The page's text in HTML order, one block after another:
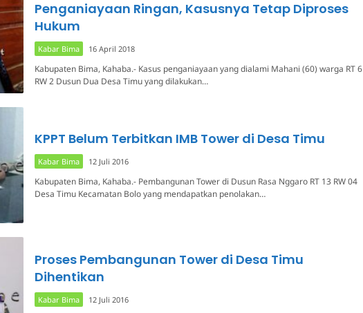
Penganiayaan Ringan, Kasusnya Tetap Diproses
Hukum
Kabar Bima 16 April 2018
Kabupaten Bima, Kahaba.- Kasus penganiayaan yang dialami Mahani (60) warga RT 6
RW 2 Dusun Dua Desa Timu yang dilakukan…
KPPT Belum Terbitkan IMB Tower di Desa Timu
Kabar Bima 12 Juli 2016
Kabupaten Bima, Kahaba.- Pembangunan Tower di Dusun Rasa Nggaro RT 13 RW 04
Desa Timu Kecamatan Bolo yang mendapatkan penolakan…
Proses Pembangunan Tower di Desa Timu
Dihentikan
Kabar Bima 12 Juli 2016